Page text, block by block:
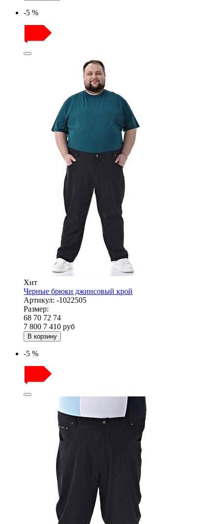
-5 %
Хит
Черные брюки джинсовый крой
Артикул: -1022505
Размер:
68 70 72 74
7 800 7 410 руб
В корзину
-5 %